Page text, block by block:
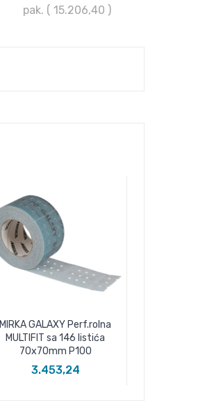
pak. ( 15.206,40 )
MIRKA GALAXY Perf.rolna
MULTIFIT sa 146 listića
70x70mm P100
3.453,24